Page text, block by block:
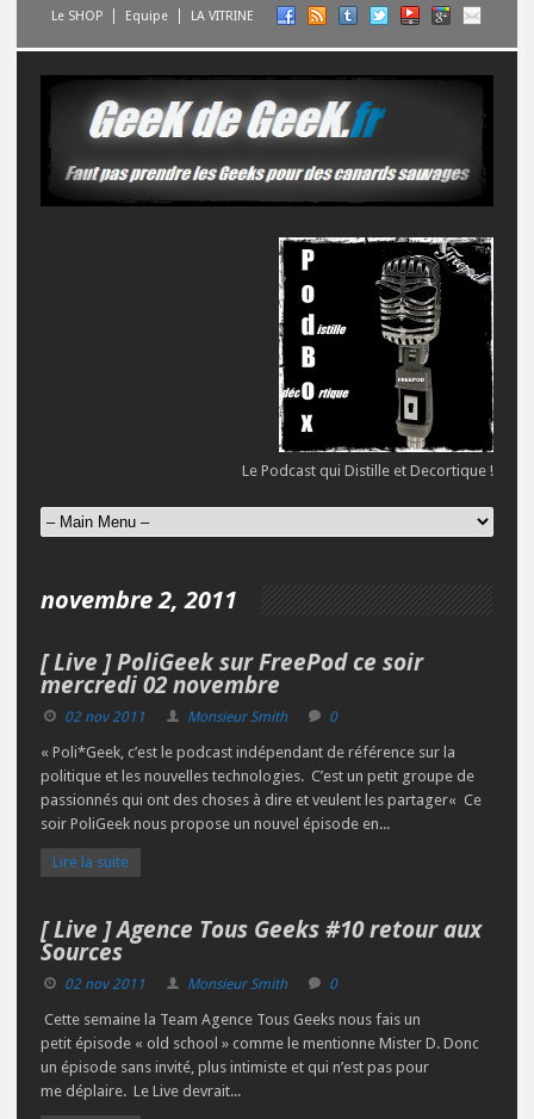
Le SHOP Equipe LA VITRINE
Le Podcast qui Distille et Decortique !
novembre 2, 2011
[ Live ] PoliGeek sur FreePod ce soir
mercredi 02 novembre
02 nov 2011 Monsieur Smith 0
« Poli*Geek, c’est le podcast indépendant de référence sur la
politique et les nouvelles technologies. C’est un petit groupe de
passionnés qui ont des choses à dire et veulent les partager« Ce
soir PoliGeek nous propose un nouvel épisode en...
Lire la suite
[ Live ] Agence Tous Geeks #10 retour aux
Sources
02 nov 2011 Monsieur Smith 0
Cette semaine la Team Agence Tous Geeks nous fais un
petit épisode « old school » comme le mentionne Mister D. Donc
un épisode sans invité, plus intimiste et qui n’est pas pour
me déplaire. Le Live devrait...